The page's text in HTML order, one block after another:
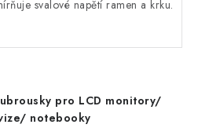
svalové napětí ramen a krku.
pro LCD monitory/
notebooky